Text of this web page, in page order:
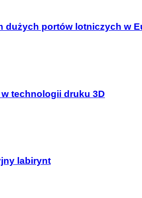
dużych portów lotniczych w
technologii druku 3D
labirynt